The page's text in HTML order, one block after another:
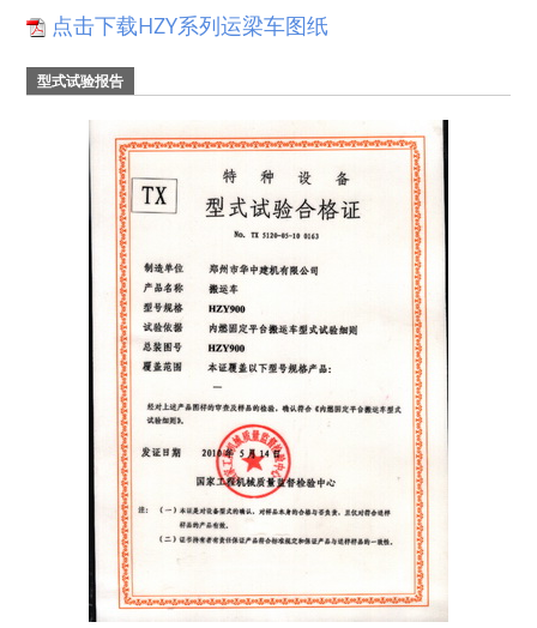
点击下载HZY系列运梁车图纸
型式试验报告